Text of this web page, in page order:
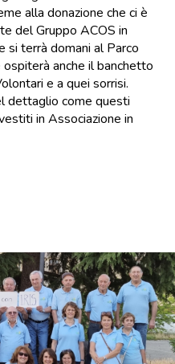
alla donazione che ci è
del Gruppo ACOS in
si terrà domani al Parco
anche il banchetto
e a quei sorrisi.
dettaglio come questi
in Associazione in